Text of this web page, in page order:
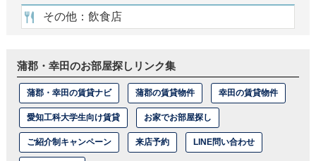
その他：飲食店
蒲郡・幸田のお部屋探しリンク集
蒲郡・幸田の賃貸ナビ 蒲郡の賃貸物件 幸田の賃貸物件
愛知工科大学生向け賃貸 お家でお部屋探し
ご紹介制キャンペーン 来店予約 LINE問い合わせ